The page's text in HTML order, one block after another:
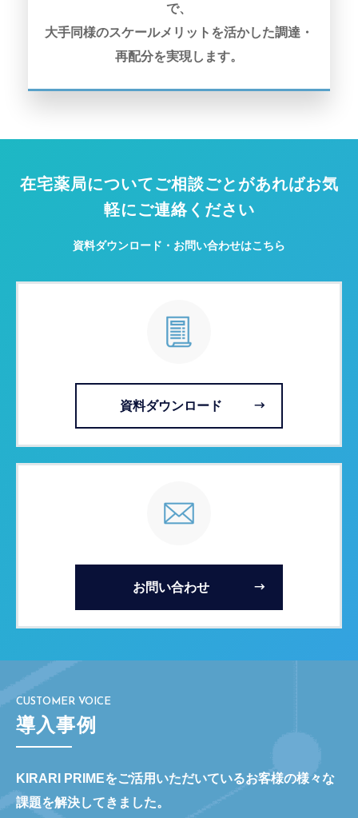
で、
大手同様のスケールメリットを活かした調達・
再配分を実現します。
在宅薬局についてご相談ごとがあればお気
軽にご連絡ください
資料ダウンロード・お問い合わせはこちら
資料ダウンロード
お問い合わせ
CUSTOMER VOICE
導入事例
KIRARI PRIMEをご活用いただいているお客様の様々な
課題を解決してきました。